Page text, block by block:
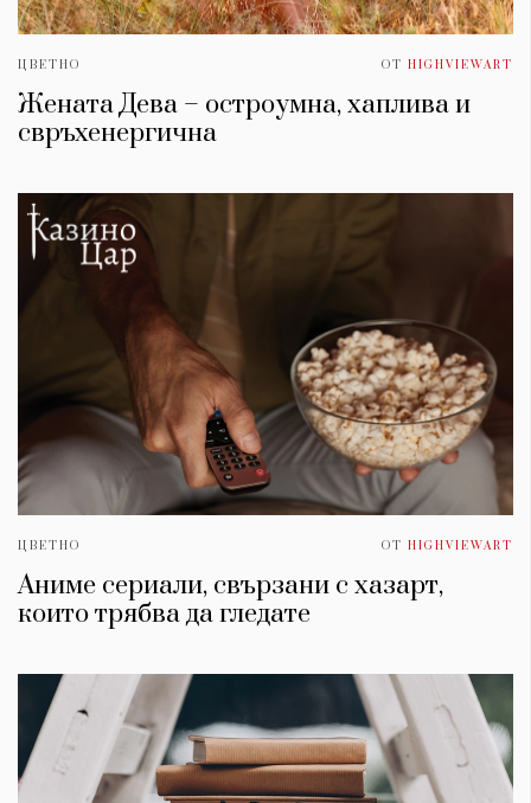
ЦВЕТНО ОТ HIGHVIEWART
Жената Дева – остроумна, хаплива и
свръхенергична
ЦВЕТНО ОТ HIGHVIEWART
Аниме сериали, свързани с хазарт,
които трябва да гледате